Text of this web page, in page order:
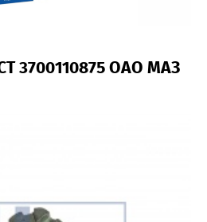
3700110875 ОАО МАЗ